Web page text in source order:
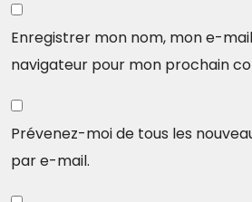
Enregistrer mon nom, mon e-
navigateur pour mon prochain
Prévenez-moi de tous les
par e-mail.